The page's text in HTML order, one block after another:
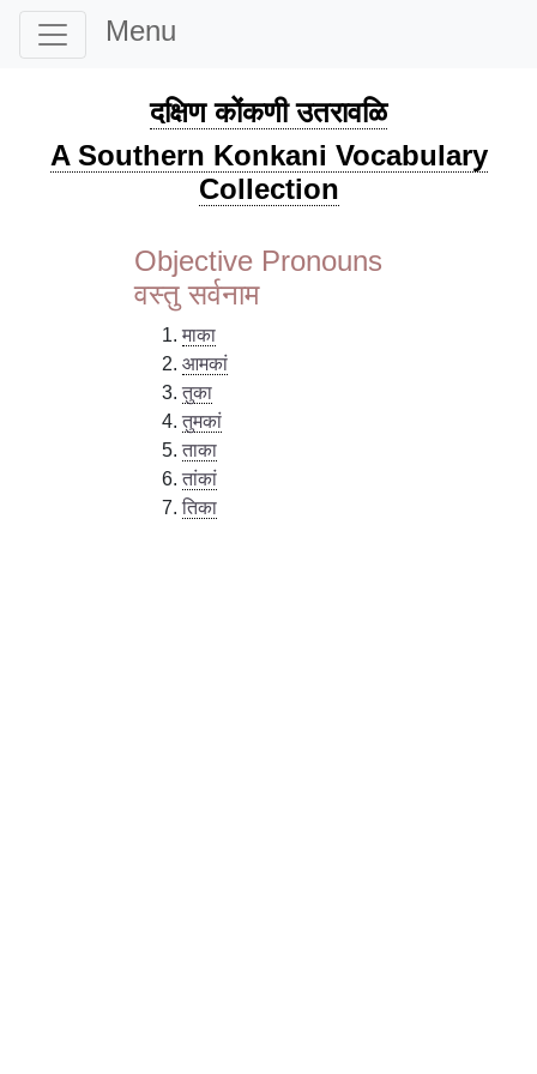
Menu
दक्षिण कोंकणी उतरावळि
A Southern Konkani Vocabulary
Collection
Objective Pronouns
वस्तु सर्वनाम
माका
आमकां
तुका
तुमकां
ताका
तांकां
तिका